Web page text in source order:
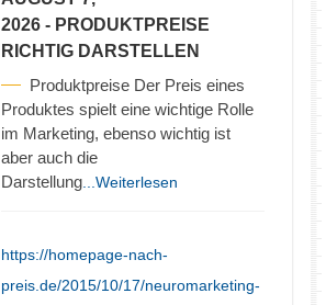
2026 - PRODUKTPREISE
RICHTIG DARSTELLEN
Produktpreise Der Preis eines
Produktes spielt eine wichtige Rolle
im Marketing, ebenso wichtig ist
aber auch die
Darstellung ...Weiterlesen
https://homepage-nach-
preis.de/2015/10/17/neuromarketing-